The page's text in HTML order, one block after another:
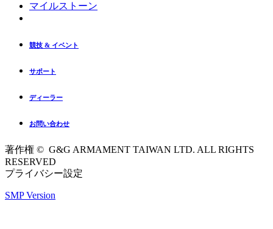
マイルストーン
競技 & イベント
サポート
ディーラー
お問い合わせ
著作権 © G&G ARMAMENT TAIWAN LTD. ALL RIGHTS
RESERVED
プライバシー設定
SMP Version